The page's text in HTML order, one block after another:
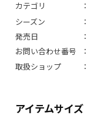
カテゴリ
シーズン
発売日
お問い合わせ番号
取扱ショップ
アイテムサイズ